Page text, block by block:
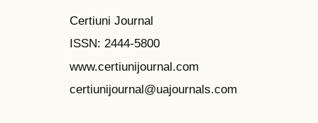
Certiuni Journal
ISSN: 2444-5800
www.certiunijournal.com
certiunijournal@uajournals.com